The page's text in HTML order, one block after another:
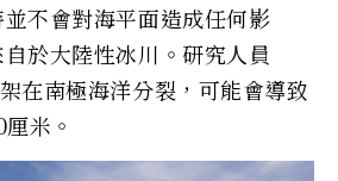
不會對海平面造成任何影
於大陸性冰川。研究人員
在南極海洋分裂，可能會導致
米。